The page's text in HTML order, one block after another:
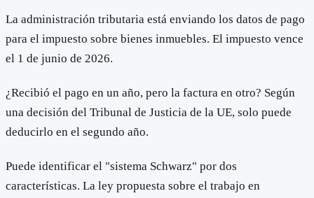
La administración tributaria está enviando los datos de pago
para el impuesto sobre bienes inmuebles. El impuesto vence
el 1 de junio de 2026.
¿Recibió el pago en un año, pero la factura en otro? Según
una decisión del Tribunal de Justicia de la UE, solo puede
deducirlo en el segundo año.
Puede identificar el "sistema Schwarz" por dos
características. La ley propuesta sobre el trabajo en